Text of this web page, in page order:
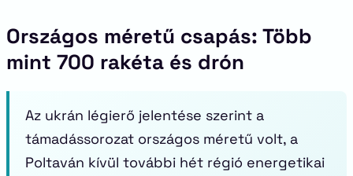
Országos méretű csapás: Több
mint 700 rakéta és drón
Az ukrán légierő jelentése szerint a
támadássorozat országos méretű volt, a
Poltaván kívül további hét régió energetikai